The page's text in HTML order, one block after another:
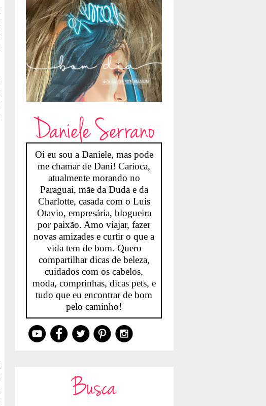
Daniele Serrano
Oi eu sou a Daniele, mas pode
me chamar de Dani! Carioca,
atualmente morando no
Paraguai, mãe da Duda e da
Charlotte, casada com o Luis
Otavio, empresária, blogueira
por paixão. Amo viajar, fazer
novas amizades e curtir o que a
vida tem de bom. Quero
compartilhar dicas de beleza,
cuidados com os cabelos,
moda, comprinhas, dicas pets, e
tudo que eu encontrar de bom
pelo caminho!
Busca